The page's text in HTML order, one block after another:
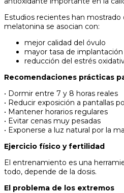
Estudios recientes han mostrado
melatonina se asocian con:
mejor calidad del óvulo
mayor tasa de implantación
reducción del estrés
Recomendaciones prácticas
• Dormir entre 7 y 8 horas reales
• Reducir exposición a pantallas
• Mantener horarios regulares
• Evitar cenas muy pesadas
• Exponerse a luz natural por la
Ejercicio físico y fertilidad
El entrenamiento es una
todo, depende de la dosis.
El problema de los extremos